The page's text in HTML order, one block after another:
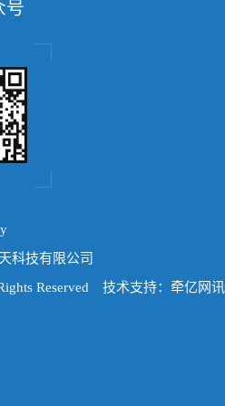
号
科技有限公司
Reserved 技术支持：牵亿网讯